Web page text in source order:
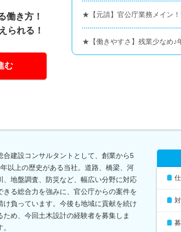
働き方！
られる！
む
★【元請】官公庁業務メイン！
★【働きやすさ】残業少なめ♪
合建設コンサルタントとして、創業から5
以上の歴史がある当社。道路、橋梁、河
、地盤調査、防災など、幅広い分野に対応
きる総合力を強みに、官公庁からの案件を
け負っています。今後も地域に貢献を続け
ため、今回土木設計の経験者を募集しま
。